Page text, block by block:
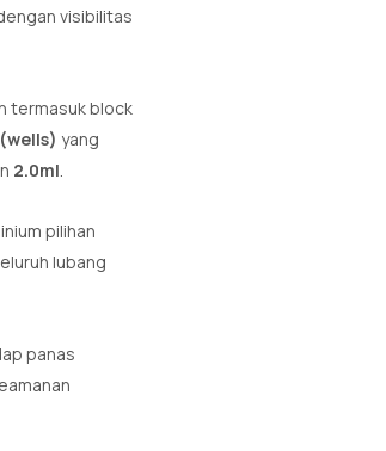
visibilitas
termasuk block
yang
2.0ml
pilihan
lubang
panas